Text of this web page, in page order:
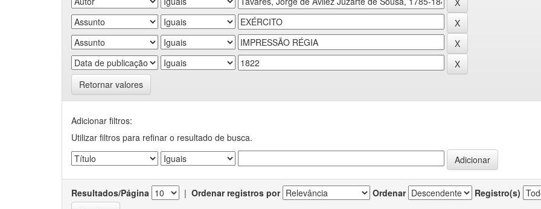
Retornar valores
Adicionar filtros:
Utilizar filtros para refinar o resultado de busca.
Resultados/Página | Ordenar registros por Ordenar Registro(s)